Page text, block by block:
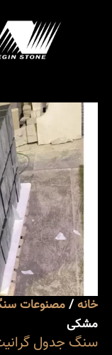
خانه/مصنوعات
مشکی
سنگ جدول